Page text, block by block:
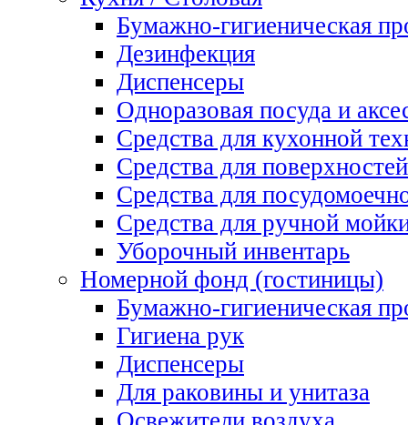
Бумажно-гигиеническая
Дезинфекция
Диспенсеры
Одноразовая посуда и
Средства для кухонной
Средства для поверхностей
Средства для
Средства для ручной
Уборочный инвентарь
Номерной фонд (гостиницы)
Бумажно-гигиеническая
Гигиена рук
Диспенсеры
Для раковины и унитаза